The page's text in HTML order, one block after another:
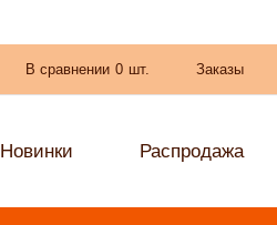
В сравнении 0 шт. Заказы
Новинки Распродажа